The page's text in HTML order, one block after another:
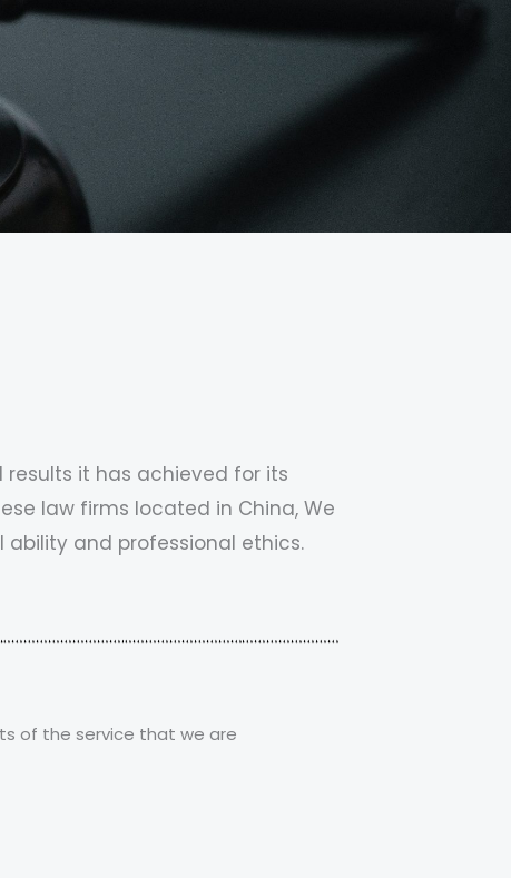
it has achieved for its
law firms located in China, We
and professional ethics.
of the service that we are